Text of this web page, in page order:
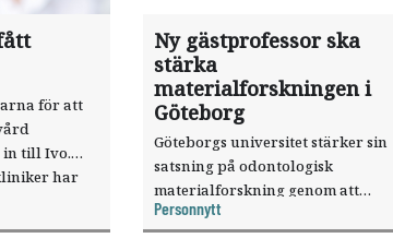
för att
in till Ivo.
har
Ny gästprofessor ska
stärka
materialforskningen i
Göteborg
Göteborgs universitet stärker sin
satsning på odontologisk
materialforskning genom att
knyta forskaren Pekka Vallittu till
verksamheten som gästprofessor.
Personnytt